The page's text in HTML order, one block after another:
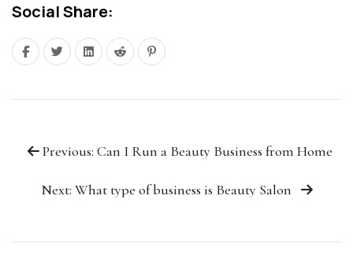
Social Share:
Previous: Can I Run a Beauty Business from Home
Next: What type of business is Beauty Salon